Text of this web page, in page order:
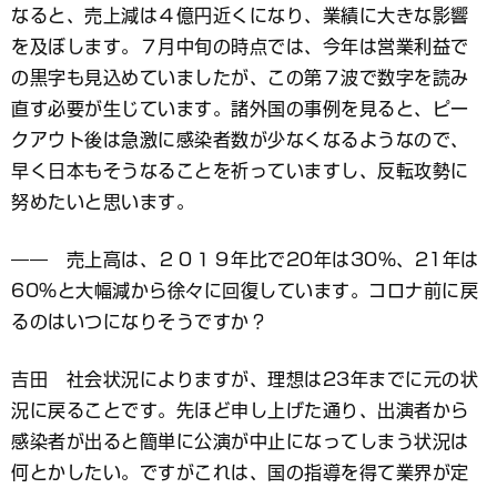
なると、売上減は４億円近くになり、業績に大きな影響
を及ぼします。７月中旬の時点では、今年は営業利益で
の黒字も見込めていましたが、この第７波で数字を読み
直す必要が生じています。諸外国の事例を見ると、ピー
クアウト後は急激に感染者数が少なくなるようなので、
早く日本もそうなることを祈っていますし、反転攻勢に
努めたいと思います。
―― 売上高は、２０１９年比で20年は30％、21年は
60％と大幅減から徐々に回復しています。コロナ前に戻
るのはいつになりそうですか？
吉田 社会状況によりますが、理想は23年までに元の状
況に戻ることです。先ほど申し上げた通り、出演者から
感染者が出ると簡単に公演が中止になってしまう状況は
何とかしたい。ですがこれは、国の指導を得て業界が定